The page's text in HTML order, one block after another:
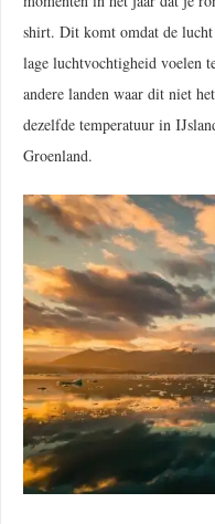
shirt. Dit komt omdat de
lage luchtvochtigheid voelen
andere landen waar dit niet
dezelfde temperatuur in
Groenland.